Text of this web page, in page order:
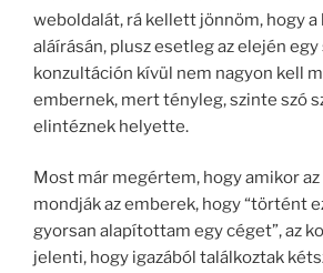
weboldalát, rá kellett jönnöm, hogy
aláírásán, plusz esetleg az elején
konzultáción kívül nem nagyon kell
embernek, mert tényleg, szinte szó
elintéznek helyette.
Most már megértem, hogy amikor
mondják az emberek, hogy “történt
gyorsan alapítottam egy céget”, az
jelenti, hogy igazából találkoztak